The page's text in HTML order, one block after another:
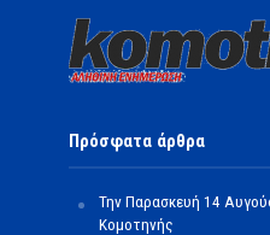
Πρόσφατα άρθρα
Την Παρασκευή 14
Κομοτηνής